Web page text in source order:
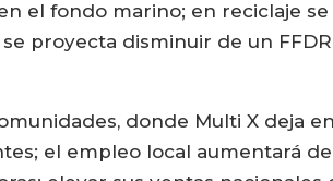
el fondo marino; en reciclaje
proyecta disminuir de un
donde Multi X deja
el empleo local aumentará